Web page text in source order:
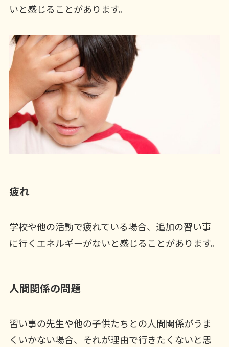
いと感じることがあります。
疲れ
学校や他の活動で疲れている場合、追加の習い事
に行くエネルギーがないと感じることがあります。
人間関係の問題
習い事の先生や他の子供たちとの人間関係がうま
くいかない場合、それが理由で行きたくないと思